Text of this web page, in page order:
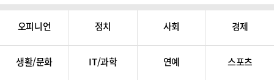
오피니언 정치 사회 경제
생활/문화 IT/과학 연예 스포츠